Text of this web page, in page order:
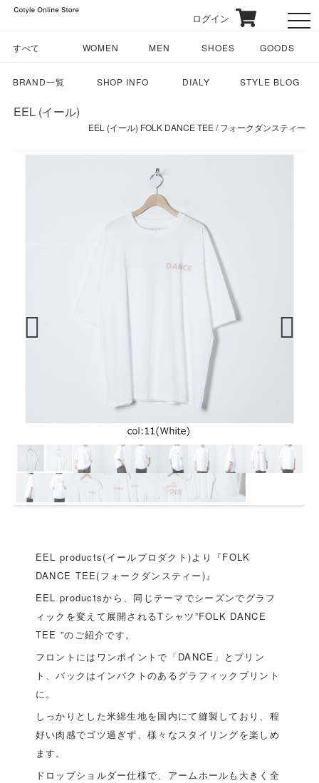
ログイン
すべて WOMEN MEN SHOES GOODS
BRAND一覧 SHOP INFO DIALY STYLE BLOG
EEL (イール)
EEL (イール) FOLK DANCE TEE / フォークダンスティー
EEL products(イールプロダクト)より『FOLK
DANCE TEE(フォークダンスティー)』
EEL productsから、同じテーマでシーズンでグラフ
ィックを変えて展開されるTシャツ”FOLK DANCE
TEE ”のご紹介です。
フロントにはワンポイントで「DANCE」とプリン
ト、バックはインパクトのあるグラフィックプリント
に。
しっかりとした米綿生地を国内にて縫製しており、程
好い肉感でゴツ過ぎず、様々なスタイリングを楽しめ
ます。
ドロップショルダー仕様で、アームホールも大きく全